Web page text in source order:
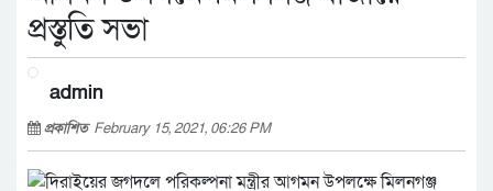
প্রস্তুতি সভা
admin
প্রকাশিত February 15, 2021, 06:26 PM